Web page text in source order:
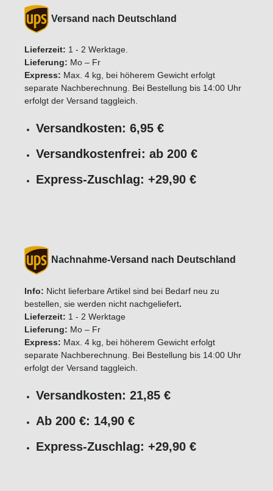
Versand nach Deutschland
Lieferzeit: 1 - 2 Werktage.
Lieferung: Mo – Fr
Express: Max. 4 kg, bei höherem Gewicht erfolgt
separate Nachberechnung. Bei Bestellung bis 14:00 Uhr
erfolgt der Versand taggleich.
Versandkosten: 6,95 €
Versandkostenfrei: ab 200 €
Express-Zuschlag: +29,90 €
Nachnahme-Versand nach Deutschland
Info: Nicht lieferbare Artikel sind bei Bedarf neu zu
bestellen, sie werden nicht nachgeliefert.
Lieferzeit: 1 - 2 Werktage
Lieferung: Mo – Fr
Express: Max. 4 kg, bei höherem Gewicht erfolgt
separate Nachberechnung. Bei Bestellung bis 14:00 Uhr
erfolgt der Versand taggleich.
Versandkosten: 21,85 €
Ab 200 €: 14,90 €
Express-Zuschlag: +29,90 €